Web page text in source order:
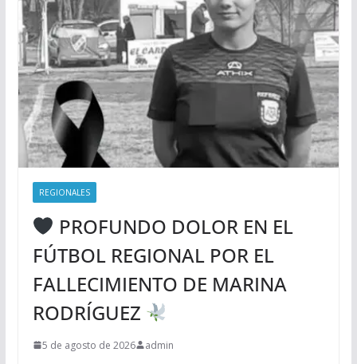
REGIONALES
PROFUNDO DOLOR EN EL
FÚTBOL REGIONAL POR EL
FALLECIMIENTO DE MARINA
RODRÍGUEZ
5 de agosto de 2026 admin